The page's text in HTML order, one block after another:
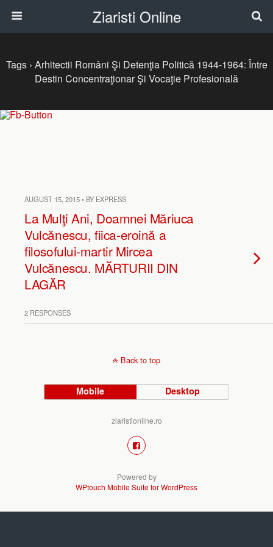
Ziaristi Online
Tags › Arhitectii Români Şi Detenţia Politică 1944-1964: Între
Destin Concentraţionar Şi Vocaţie Profesională
AUGUST 15, 2015 • BY EXPRESS
La Mulţi Ani, Doamnei Măriuca
Vulcănescu, fiica-eroină a
filosofului-martir Mircea
Vulcănescu. MĂRTURII DIN
LAGĂR
2 RESPONSES
Back to top
Mobile Desktop
ziaristionline.ro
Powered by
WPtouch Mobile Suite for WordPress